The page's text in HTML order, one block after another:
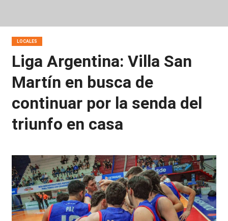
LOCALES
Liga Argentina: Villa San
Martín en busca de
continuar por la senda del
triunfo en casa